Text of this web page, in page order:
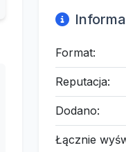
Format:
Reputacja:
Dodano:
Łącznie